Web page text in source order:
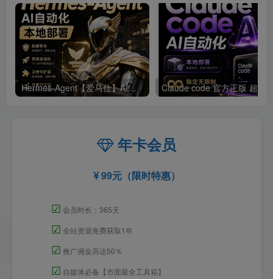
Hermes-Agent【爱马仕】AI自动化部署【会员免费领取安装包】
年卡会员
99元（限时特惠）
☑ 会员时长：365天
☑ 全站资源免费获取1年
☑ 推广佣金高达50％
☑ 自媒体必备【市面最全工具箱】